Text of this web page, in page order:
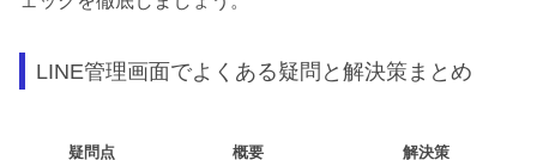
LINE管理画面でよくある疑問と解決策まとめ
疑問点 概要 解決策